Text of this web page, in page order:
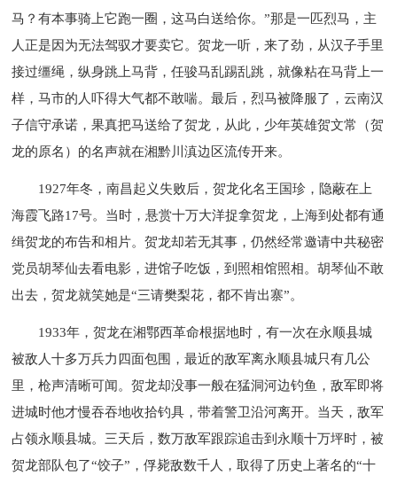
马？有本事骑上它跑一圈，这马白送给你。”那是一匹烈马，主
人正是因为无法驾驭才要卖它。贺龙一听，来了劲，从汉子手里
接过缰绳，纵身跳上马背，任骏马乱踢乱跳，就像粘在马背上一
样，马市的人吓得大气都不敢喘。最后，烈马被降服了，云南汉
子信守承诺，果真把马送给了贺龙，从此，少年英雄贺文常（贺
龙的原名）的名声就在湘黔川滇边区流传开来。
1927年冬，南昌起义失败后，贺龙化名王国珍，隐蔽在上
海霞飞路17号。当时，悬赏十万大洋捉拿贺龙，上海到处都有通
缉贺龙的布告和相片。贺龙却若无其事，仍然经常邀请中共秘密
党员胡琴仙去看电影，进馆子吃饭，到照相馆照相。胡琴仙不敢
出去，贺龙就笑她是“三请樊梨花，都不肯出寨”。
1933年，贺龙在湘鄂西革命根据地时，有一次在永顺县城
被敌人十多万兵力四面包围，最近的敌军离永顺县城只有几公
里，枪声清晰可闻。贺龙却没事一般在猛洞河边钓鱼，敌军即将
进城时他才慢吞吞地收拾钓具，带着警卫沿河离开。当天，敌军
占领永顺县城。三天后，数万敌军跟踪追击到永顺十万坪时，被
贺龙部队包了“饺子”，俘毙敌数千人，取得了历史上著名的“十